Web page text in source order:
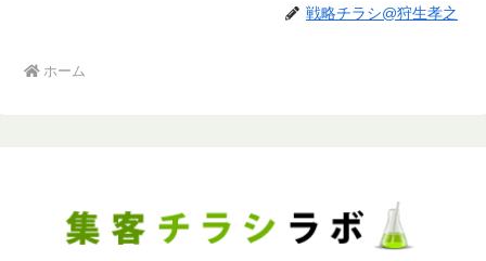
戦略チラシ@狩生孝之
ホーム